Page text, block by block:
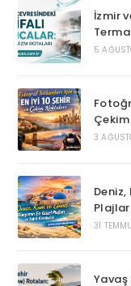
İzmir
5
3
Deniz,
31